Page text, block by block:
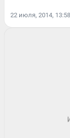
22 июля, 2014, 13:58